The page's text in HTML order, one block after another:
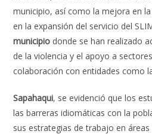
municipio, así como la mejora en
en la expansión del servicio del
municipio donde se han realizado
de la violencia y el apoyo a
colaboración con entidades como
Sapahaqui, se evidenció que los
las barreras idiomáticas con la
sus estrategias de trabajo en